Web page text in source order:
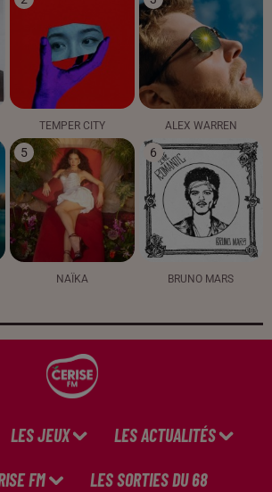
TEMPER CITY ALEX WARREN
5
NAÏKA
6
BRUNO MARS
LES JEUX LES ACTUALITÉS
FM LES SORTIES DU 68